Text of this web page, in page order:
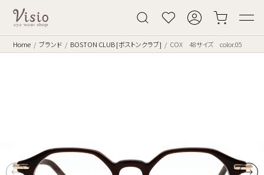
Home ブランド BOSTON CLUB [ボストンクラブ] COX 48サイズ color.05